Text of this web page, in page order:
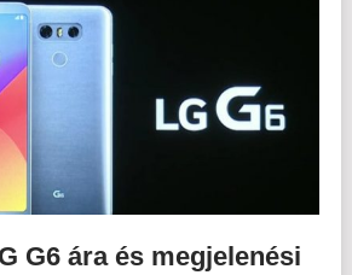
G6 ára és megjelenési